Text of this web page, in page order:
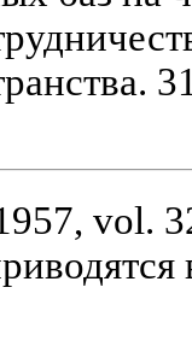
vol.